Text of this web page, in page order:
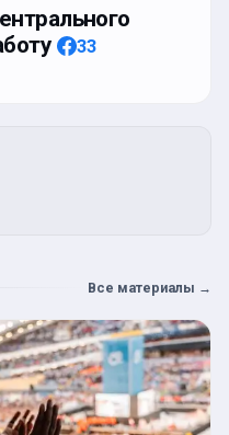
33
Все материалы →